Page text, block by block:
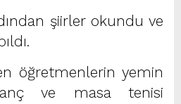
şiirler okundu ve
öğretmenlerin yemin
ve masa tenisi